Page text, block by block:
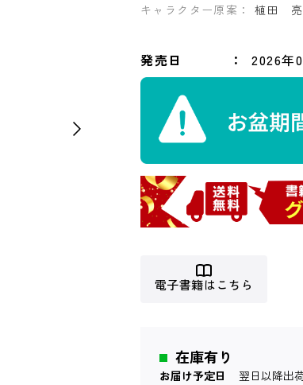
キャラクター原案：
植田 亮
発売日 2026年
電子書籍はこちら
在庫有り
お届け予定日 翌日以降出